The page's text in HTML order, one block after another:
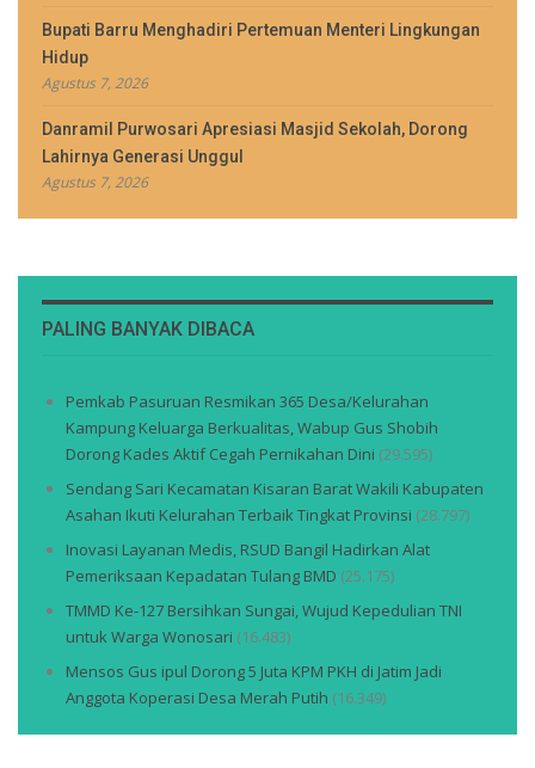
Bupati Barru Menghadiri Pertemuan Menteri Lingkungan
Hidup
Agustus 7, 2026
Danramil Purwosari Apresiasi Masjid Sekolah, Dorong
Lahirnya Generasi Unggul
Agustus 7, 2026
PALING BANYAK DIBACA
Pemkab Pasuruan Resmikan 365 Desa/Kelurahan
Kampung Keluarga Berkualitas, Wabup Gus Shobih
Dorong Kades Aktif Cegah Pernikahan Dini (29.595)
Sendang Sari Kecamatan Kisaran Barat Wakili Kabupaten
Asahan Ikuti Kelurahan Terbaik Tingkat Provinsi (28.797)
Inovasi Layanan Medis, RSUD Bangil Hadirkan Alat
Pemeriksaan Kepadatan Tulang BMD (25.175)
TMMD Ke-127 Bersihkan Sungai, Wujud Kepedulian TNI
untuk Warga Wonosari (16.483)
Mensos Gus ipul Dorong 5 Juta KPM PKH di Jatim Jadi
Anggota Koperasi Desa Merah Putih (16.349)